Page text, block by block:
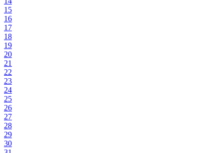
15
16
17
18
19
20
21
22
23
24
25
26
27
28
29
30